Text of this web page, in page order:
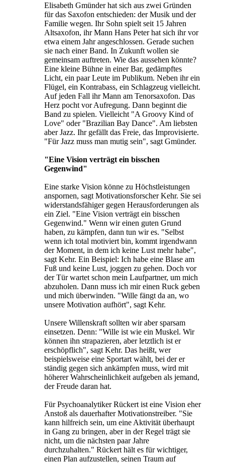
Elisabeth Gmünder hat sich aus zwei Gründen
für das Saxofon entschieden: der Musik und der
Familie wegen. Ihr Sohn spielt seit 15 Jahren
Altsaxofon, ihr Mann Hans Peter hat sich ihr vor
etwa einem Jahr angeschlossen. Gerade suchen
sie nach einer Band. In Zukunft wollen sie
gemeinsam auftreten. Wie das aussehen könnte?
Eine kleine Bühne in einer Bar, gedämpftes
Licht, ein paar Leute im Publikum. Neben ihr ein
Flügel, ein Kontrabass, ein Schlagzeug vielleicht.
Auf jeden Fall ihr Mann am Tenorsaxofon. Das
Herz pocht vor Aufregung. Dann beginnt die
Band zu spielen. Vielleicht "A Groovy Kind of
Love" oder "Brazilian Bay Dance". Am liebsten
aber Jazz. Ihr gefällt das Freie, das Improvisierte.
"Für Jazz muss man mutig sein", sagt Gmünder.
"Eine Vision verträgt ein bisschen
Gegenwind"
Eine starke Vision könne zu Höchstleistungen
anspornen, sagt Motivationsforscher Kehr. Sie sei
widerstandsfähiger gegen Herausforderungen als
ein Ziel. "Eine Vision verträgt ein bisschen
Gegenwind." Wenn wir einen guten Grund
haben, zu kämpfen, dann tun wir es. "Selbst
wenn ich total motiviert bin, kommt irgendwann
der Moment, in dem ich keine Lust mehr habe",
sagt Kehr. Ein Beispiel: Ich habe eine Blase am
Fuß und keine Lust, joggen zu gehen. Doch vor
der Tür wartet schon mein Laufpartner, um mich
abzuholen. Dann muss ich mir einen Ruck geben
und mich überwinden. "Wille fängt da an, wo
unsere Motivation aufhört", sagt Kehr.
Unsere Willenskraft sollten wir aber sparsam
einsetzen. Denn: "Wille ist wie ein Muskel. Wir
können ihn strapazieren, aber letztlich ist er
erschöpflich", sagt Kehr. Das heißt, wer
beispielsweise eine Sportart wählt, bei der er
ständig gegen sich ankämpfen muss, wird mit
höherer Wahrscheinlichkeit aufgeben als jemand,
der Freude daran hat.
Für Psychoanalytiker Rückert ist eine Vision eher
Anstoß als dauerhafter Motivationstreiber. "Sie
kann hilfreich sein, um eine Aktivität überhaupt
in Gang zu bringen, aber in der Regel trägt sie
nicht, um die nächsten paar Jahre
durchzuhalten." Rückert hält es für wichtiger,
einen Plan aufzustellen, seinen Traum auf